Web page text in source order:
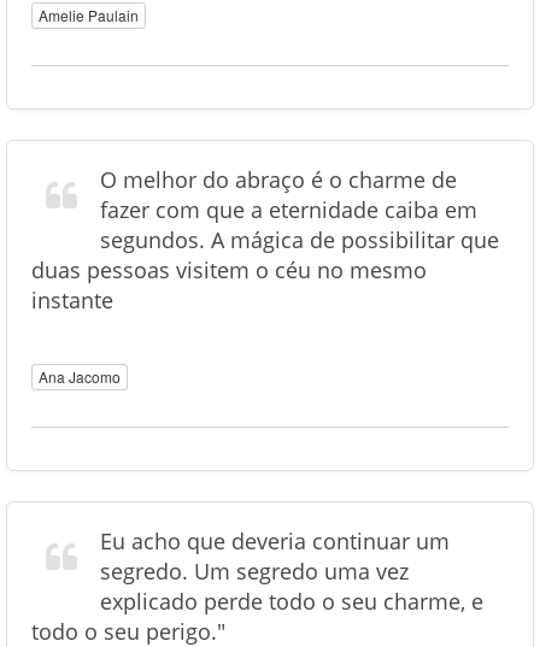
Amelie Paulain
O melhor do abraço é o charme de
fazer com que a eternidade caiba em
segundos. A mágica de possibilitar que
duas pessoas visitem o céu no mesmo
instante
Ana Jacomo
Eu acho que deveria continuar um
segredo. Um segredo uma vez
explicado perde todo o seu charme, e
todo o seu perigo."